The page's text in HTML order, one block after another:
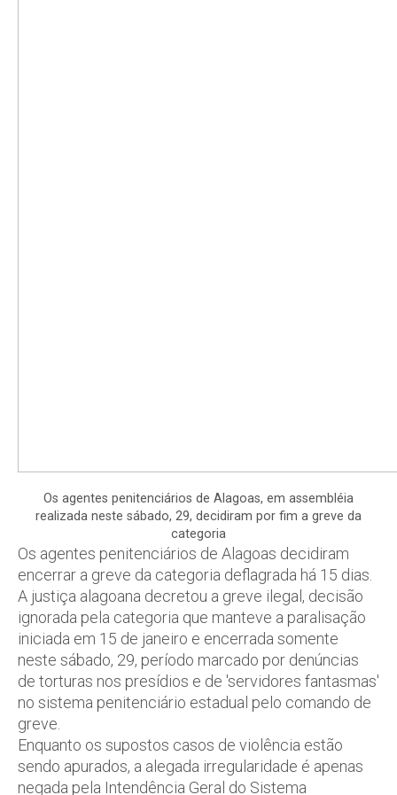
Os agentes penitenciários de Alagoas, em assembléia
realizada neste sábado, 29, decidiram por fim a greve da
categoria
Os agentes penitenciários de Alagoas decidiram
encerrar a greve da categoria deflagrada há 15 dias.
A justiça alagoana decretou a greve ilegal, decisão
ignorada pela categoria que manteve a paralisação
iniciada em 15 de janeiro e encerrada somente
neste sábado, 29, período marcado por denúncias
de torturas nos presídios e de 'servidores fantasmas'
no sistema penitenciário estadual pelo comando de
greve.
Enquanto os supostos casos de violência estão
sendo apurados, a alegada irregularidade é apenas
negada pela Intendência Geral do Sistema